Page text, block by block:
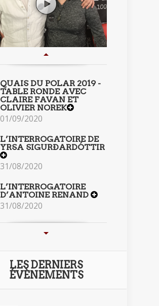
QUAIS DU POLAR 2019 -
TABLE RONDE AVEC
CLAIRE FAVAN ET
OLIVIER NOREK
01/09/2020
L’INTERROGATOIRE DE
YRSA SIGURÐARDÓTTIR
31/08/2020
L’INTERROGATOIRE
D’ANTOINE RENAND
31/08/2020
LES DERNIERS
ÉVÈNEMENTS